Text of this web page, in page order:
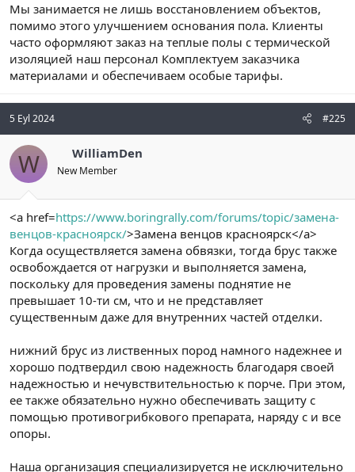
Мы занимается не лишь восстановлением объектов,
помимо этого улучшением основания пола. Клиенты
часто оформляют заказ на теплые полы с термической
изоляцией наш персонал Комплектуем заказчика
материалами и обеспечиваем особые тарифы.
5 Eyl 2024 #225
W WilliamDen
New Member
<a href=https://www.boringrally.com/forums/topic/замена-
венцов-красноярск/>Замена венцов красноярск</a>
Когда осуществляется замена обвязки, тогда брус также
освобождается от нагрузки и выполняется замена,
поскольку для проведения замены поднятие не
превышает 10-ти см, что и не представляет
существенным даже для внутренних частей отделки.
нижний брус из лиственных пород намного надежнее и
хорошо подтвердил свою надежность благодаря своей
надежностью и нечувствительностью к порче. При этом,
ее также обязательно нужно обеспечивать защиту с
помощью противогрибкового препарата, наряду с и все
опоры.
Наша организация специализируется не исключительно